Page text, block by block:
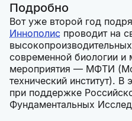
Подробно
Вот уже второй год
Иннополис проводит на
современной биологии и
мероприятия — МФТИ
технический институт).
при поддержке
Фундаментальных